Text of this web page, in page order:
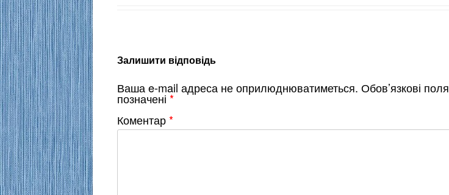
Залишити відповідь
Ваша e-mail адреса не оприлюднюватиметься. Обов’язкові поля
позначені *
Коментар*